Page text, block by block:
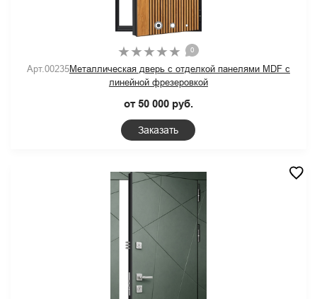
0
Арт.00235Металлическая дверь с отделкой панелями MDF с
линейной фрезеровкой
от 50 000 руб.
Заказать